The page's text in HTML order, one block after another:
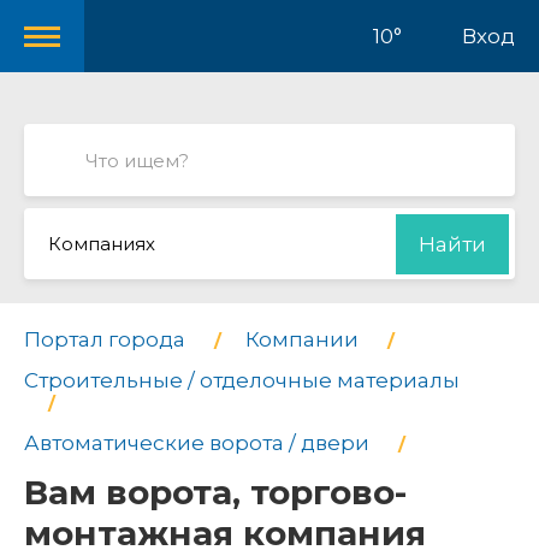
10° Вход
Компаниях Найти
Портал города
Компании
Строительные / отделочные материалы
Автоматические ворота / двери
Вам ворота, торгово-
монтажная компания